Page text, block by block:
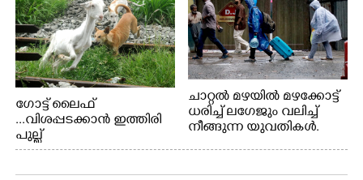
ഗോട്ട് ലൈഫ്
...വിശപ്പടക്കാൻ ഇത്തിരി
പുല്ല്
തിന്നാനെത്തിയതാണ്
ചാറ്റൽ മഴയിൽ മഴക്കോട്ട്
ധരിച്ച് ലഗേജും വലിച്ച്
നീങ്ങുന്ന യുവതികൾ.